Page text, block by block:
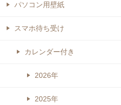
パソコン用壁紙
スマホ待ち受け
カレンダー付き
2026年
2025年